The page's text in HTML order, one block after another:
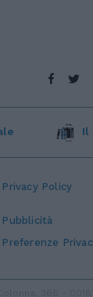
Privacy Policy
Pubblicità
Preferenze
Il